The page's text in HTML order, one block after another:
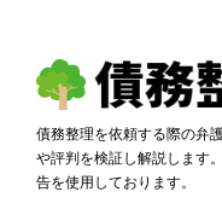
債務整理体験談
おすすめ
料金比較
債務整理を依頼する際の弁
や評判を検証し解説し
告を使用しております。